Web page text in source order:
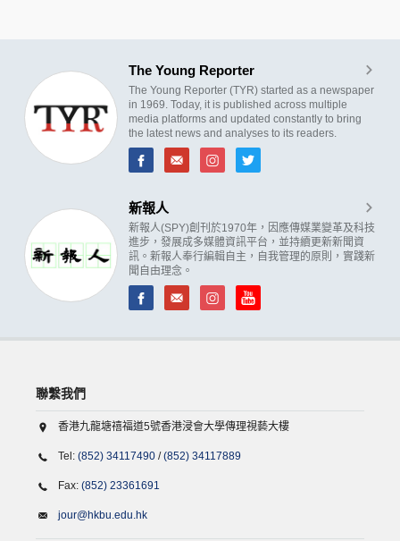
The Young Reporter
The Young Reporter (TYR) started as a newspaper
in 1969. Today, it is published across multiple
media platforms and updated constantly to bring
the latest news and analyses to its readers.
新報人
新報人(SPY)創刊於1970年，因應傳媒業變革及科技
進步，發展成多媒體資訊平台，並持續更新新聞資
訊。新報人奉行編輯自主，自我管理的原則，實踐新
聞自由理念。
聯繫我們
香港九龍塘禧福道5號香港浸會大學傳理視藝大樓
Tel: (852) 34117490 /(852) 34117889
Fax: (852) 23361691
jour@hkbu.edu.hk